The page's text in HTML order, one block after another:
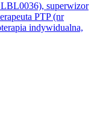
superwizor
PTP (nr
indywidualna,